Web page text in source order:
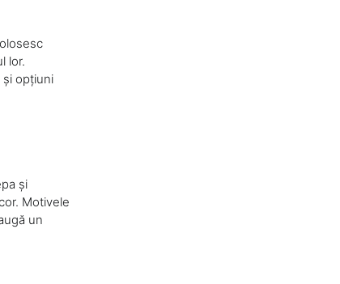
lor.
și opțiuni
și
Motivele
un